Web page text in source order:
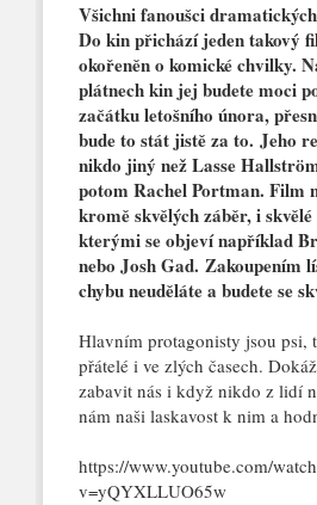
Všichni fanoušci
Do kin přichází jeden takový
okořeněn o komické chvilky.
plátnech kin jej budete moci
začátku letošního února,
bude to stát jistě za to. Jeho
nikdo jiný než Lasse
potom Rachel Portman. Film
kromě skvělých záběr, i
kterými se objeví například
nebo Josh Gad. Zakoupením
chybu neuděláte a budete se
Hlavním protagonisty jsou psi,
přátelé i ve zlých časech.
zabavit nás i když nikdo z lidí
nám naši laskavost k nim a
https://www.youtube.com/
v=yQYXLLUO65w